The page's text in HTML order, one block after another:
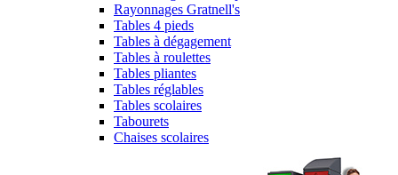
Rayonnages Gratnell's
Tables 4 pieds
Tables à dégagement
Tables à roulettes
Tables pliantes
Tables réglables
Tables scolaires
Tabourets
Chaises scolaires